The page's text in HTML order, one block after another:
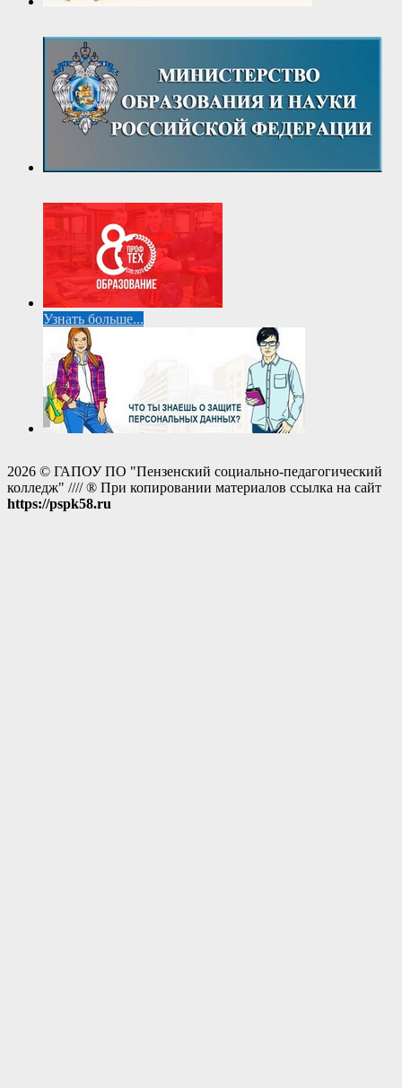
Узнать больше...
2026 © ГАПОУ ПО "Пензенский социально-педагогический
колледж" //// ® При копировании материалов ссылка на сайт
https://pspk58.ru